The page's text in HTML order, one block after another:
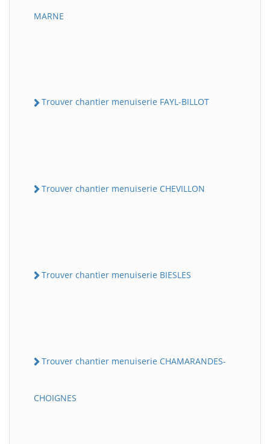
MARNE
Trouver chantier menuiserie FAYL-BILLOT
Trouver chantier menuiserie CHEVILLON
Trouver chantier menuiserie BIESLES
Trouver chantier menuiserie CHAMARANDES-
CHOIGNES